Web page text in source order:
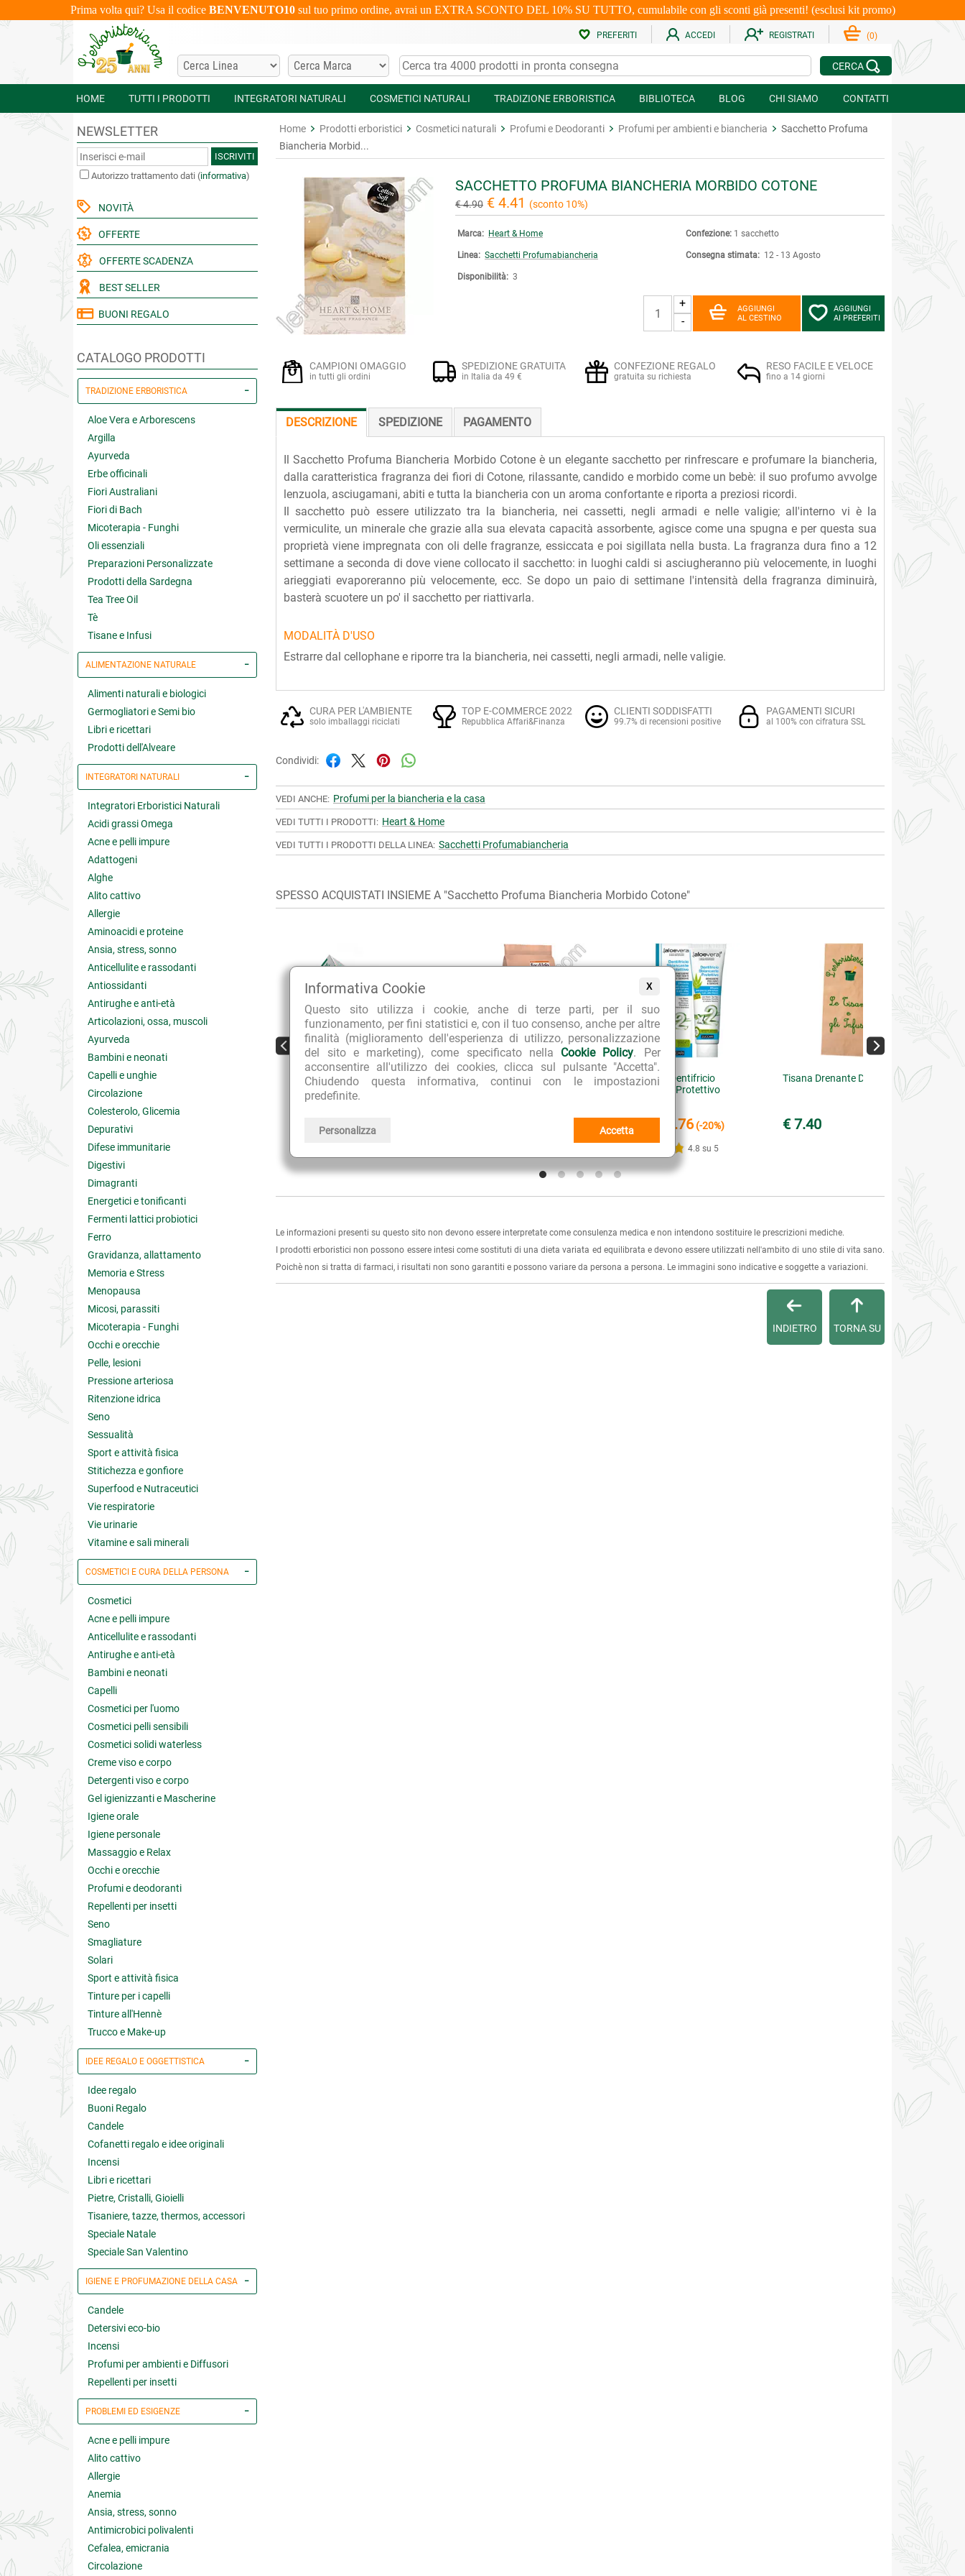
X
Informativa Cookie
Questo sito utilizza i cookie, anche di terze parti, per il suo
funzionamento, per fini statistici e, con il tuo consenso, anche per altre
finalità (miglioramento dell'esperienza di utilizzo, personalizzazione
del sito e marketing), come specificato nella Cookie Policy. Per
acconsentire all'utilizzo dei cookies, clicca sul pulsante "Accetta".
Chiudendo questa informativa, continui con le impostazioni
predefinite.
Personalizza Accetta
Prima volta qui? Usa il codice BENVENUTO10sul tuo primo ordine, avrai un EXTRA SCONTO DEL 10% SU TUTTO, cumulabile con gli sconti già presenti! (esclusi kit promo)
PREFERITI ACCEDI REGISTRATI (0)
CERCA
HOME TUTTI I PRODOTTI INTEGRATORI NATURALI COSMETICI NATURALI TRADIZIONE ERBORISTICA BIBLIOTECA BLOG CHI SIAMO CONTATTI
NEWSLETTER
ISCRIVITI
Autorizzo trattamento dati (informativa)
NOVITÀ
OFFERTE
OFFERTE SCADENZA
BEST SELLER
BUONI REGALO
CATALOGO PRODOTTI
TRADIZIONE ERBORISTICA
Aloe Vera e Arborescens
Argilla
Ayurveda
Erbe officinali
Fiori Australiani
Fiori di Bach
Micoterapia - Funghi
Oli essenziali
Preparazioni Personalizzate
Prodotti della Sardegna
Tea Tree Oil
Tè
Tisane e Infusi
ALIMENTAZIONE NATURALE
Alimenti naturali e biologici
Germogliatori e Semi bio
Libri e ricettari
Prodotti dell'Alveare
INTEGRATORI NATURALI
Integratori Erboristici Naturali
Acidi grassi Omega
Acne e pelli impure
Adattogeni
Alghe
Alito cattivo
Allergie
Aminoacidi e proteine
Ansia, stress, sonno
Anticellulite e rassodanti
Antiossidanti
Antirughe e anti-età
Articolazioni, ossa, muscoli
Ayurveda
Bambini e neonati
Capelli e unghie
Circolazione
Colesterolo, Glicemia
Depurativi
Difese immunitarie
Digestivi
Dimagranti
Energetici e tonificanti
Fermenti lattici probiotici
Ferro
Gravidanza, allattamento
Memoria e Stress
Menopausa
Micosi, parassiti
Micoterapia - Funghi
Occhi e orecchie
Pelle, lesioni
Pressione arteriosa
Ritenzione idrica
Seno
Sessualità
Sport e attività fisica
Stitichezza e gonfiore
Superfood e Nutraceutici
Vie respiratorie
Vie urinarie
Vitamine e sali minerali
COSMETICI E CURA DELLA PERSONA
Cosmetici
Acne e pelli impure
Anticellulite e rassodanti
Antirughe e anti-età
Bambini e neonati
Capelli
Cosmetici per l'uomo
Cosmetici pelli sensibili
Cosmetici solidi waterless
Creme viso e corpo
Detergenti viso e corpo
Gel igienizzanti e Mascherine
Igiene orale
Igiene personale
Massaggio e Relax
Occhi e orecchie
Profumi e deodoranti
Repellenti per insetti
Seno
Smagliature
Solari
Sport e attività fisica
Tinture per i capelli
Tinture all'Hennè
Trucco e Make-up
IDEE REGALO E OGGETTISTICA
Idee regalo
Buoni Regalo
Candele
Cofanetti regalo e idee originali
Incensi
Libri e ricettari
Pietre, Cristalli, Gioielli
Tisaniere, tazze, thermos, accessori
Speciale Natale
Speciale San Valentino
IGIENE E PROFUMAZIONE DELLA CASA
Candele
Detersivi eco-bio
Incensi
Profumi per ambienti e Diffusori
Repellenti per insetti
PROBLEMI ED ESIGENZE
Acne e pelli impure
Alito cattivo
Allergie
Anemia
Ansia, stress, sonno
Antimicrobici polivalenti
Cefalea, emicrania
Circolazione
Home Prodotti erboristici Cosmetici naturali Profumi e Deodoranti Profumi per ambienti e biancheria
Sacchetto Profuma
Biancheria Morbid...
SACCHETTO PROFUMA BIANCHERIA MORBIDO COTONE
€ 4.90 € 4.41 (sconto 10%)
Marca: Heart & Home
Linea: Sacchetti Profumabiancheria
Disponibilità: 3
Confezione: 1 sacchetto
Consegna stimata: 12 - 13 Agosto
+
-
AGGIUNGI
AL CESTINO
AGGIUNGI
AI PREFERITI
CAMPIONI OMAGGIO
in tutti gli ordini
SPEDIZIONE GRATUITA
in Italia da 49 €
CONFEZIONE REGALO
gratuita su richiesta
RESO FACILE E VELOCE
fino a 14 giorni
DESCRIZIONE SPEDIZIONE PAGAMENTO
Il Sacchetto Profuma Biancheria Morbido Cotone è un elegante sacchetto per rinfrescare e profumare la biancheria,
dalla caratteristica fragranza dei fiori di Cotone, rilassante, candido e morbido come un bebè: il suo profumo avvolge
lenzuola, asciugamani, abiti e tutta la biancheria con un aroma confortante e riporta a preziosi ricordi.
Il sacchetto può essere utilizzato tra la biancheria, nei cassetti, negli armadi e nelle valigie; all'interno vi è la
vermiculite, un minerale che grazie alla sua elevata capacità assorbente, agisce come una spugna e per questa sua
proprietà viene impregnata con oli delle fragranze, essiccata e poi sigillata nella busta. La fragranza dura fino a 12
settimane a seconda di dove viene collocato il sacchetto: in luoghi caldi si asciugheranno più velocemente, in luoghi
arieggiati evaporeranno più velocemente, ecc. Se dopo un paio di settimane l'intensità della fragranza diminuirà,
basterà scuotere un po' il sacchetto per riattivarla.
MODALITÀ D'USO
Estrarre dal cellophane e riporre tra la biancheria, nei cassetti, negli armadi, nelle valigie.
CURA PER L'AMBIENTE
solo imballaggi riciclati
TOP E-COMMERCE 2022
Repubblica Affari&Finanza
CLIENTI SODDISFATTI
99.7% di recensioni positive
PAGAMENTI SICURI
al 100% con cifratura SSL
Condividi:
VEDI ANCHE: Profumi per la biancheria e la casa
VEDI TUTTI I PRODOTTI: Heart & Home
VEDI TUTTI I PRODOTTI DELLA LINEA: Sacchetti Profumabiancheria
SPESSO ACQUISTATI INSIEME A "Sacchetto Profuma Biancheria Morbido Cotone"
Aloe Fresh Sensitive
Dentifricio in Gel
€ 4.90 € 4.17
Lenticchie Rosse Decorticate
Biologiche
Aloevera2 Dentifricio
Sbiancante Protettivo
€ 5.95 € 4.76 (-20%)
4.8 su 5
Tisana Drenante Diuretica
€ 7.40
Tisana Anti-Calcolosi
Le informazioni presenti su questo sito non devono essere interpretate come consulenza medica e non intendono sostituire le prescrizioni mediche.
I prodotti erboristici non possono essere intesi come sostituti di una dieta variata ed equilibrata e devono essere utilizzati nell'ambito di uno stile di vita sano.
Poichè non si tratta di farmaci, i risultati non sono garantiti e possono variare da persona a persona. Le immagini sono indicative e soggette a variazioni.
TORNA SU
INDIETRO